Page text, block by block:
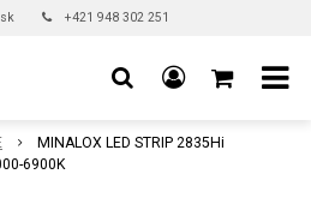
+421 948 302 251
MINALOX LED STRIP 2835Hi
6900K